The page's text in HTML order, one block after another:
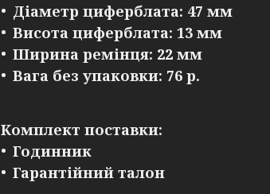
Діаметр циферблата: 47 мм
Висота циферблата: 13 мм
Ширина ремінця: 22 мм
Вага без упаковки: 76 р.
Комплект поставки:
Годинник
Гарантійний талон